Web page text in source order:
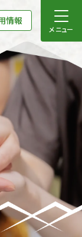
情報
メニュー